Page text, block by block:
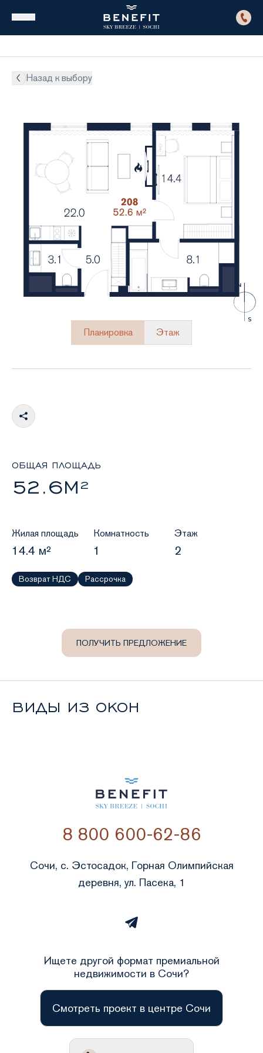
Назад к выбору
Планировка Этаж
ОБЩАЯ ПЛОЩАДЬ
52.6М²
Жилая площадь
14.4 м²
Комнатность
1
Этаж
2
Возврат НДС Рассрочка
ПОЛУЧИТЬ ПРЕДЛОЖЕНИЕ
ВИДЫ ИЗ ОКОН
8 800 600-62-86
Сочи, с. Эстосадок, Горная Олимпийская
деревня, ул. Пасека, 1
Ищете другой формат премиальной
недвижимости в Сочи?
Смотреть проект в центре Сочи